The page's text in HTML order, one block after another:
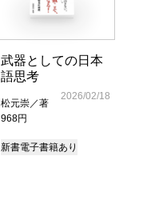
武器としての日本
語思考
松元崇／著
968円
2026/02/18
新書電子書籍あり